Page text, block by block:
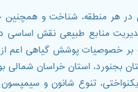
منابع طبیعی نقش اساسی
خصوصیات پوشش گیاهی اعم از
بجنورد، استان خراسان شمالی
تنوع شانون و